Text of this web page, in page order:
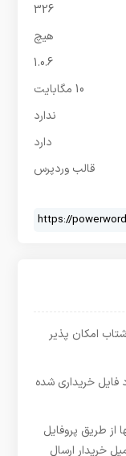
326
هیچ
1.0.6
10 مگابایت
ندارد
دارد
قالب وردپرس
امکان پذیر
فایل خریداری شده
از طریق پروفایل
خریدار ارسال